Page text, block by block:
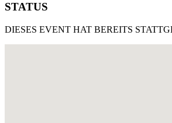
STATUS
DIESES EVENT HAT BEREITS